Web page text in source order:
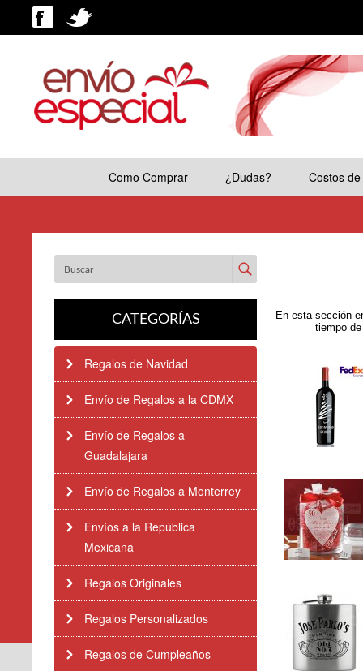
Como Comprar ¿Dudas? Costos
CATEGORÍAS
Regalos de Navidad
Envío de Regalos a la CDMX
Envío de Regalos a
Guadalajara
Envío de Regalos a Monterrey
Envíos a la República
Mexicana
Regalos Originales
Regalos Personalizados
Regalos de Cumpleaños
En esta sección
tiempo